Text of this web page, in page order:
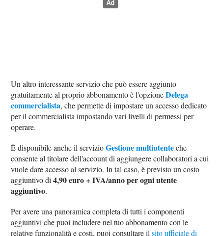
Un altro interessante servizio che può essere aggiunto
gratuitamente al proprio abbonamento è l'opzioneDelega
commercialista, che permette di impostare un accesso dedicato
per il commercialista impostando vari livelli di permessi per
operare.
È disponibile anche il servizioGestione multiutenteche
consente al titolare dell'account di aggiungere collaboratori a cui
vuole dare accesso al servizio. In tal caso, è previsto un costo
aggiuntivo di4,90 euro + IVA/anno per ogni utente
aggiuntivo.
Per avere una panoramica completa di tutti i componenti
aggiuntivi che puoi includere nel tuo abbonamento con le
relative funzionalità e costi, puoi consultare ilsito ufficiale di